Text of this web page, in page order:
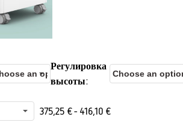
Регулировка
высоты
375,25 €- 416,10 €